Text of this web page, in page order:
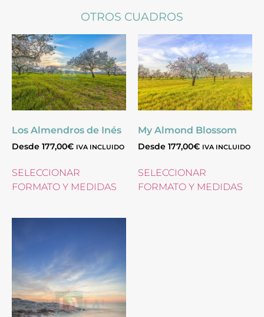
OTROS CUADROS
Los Almendros de Inés
Desde 177,00€ IVA INCLUIDO
SELECCIONAR
FORMATO Y MEDIDAS
My Almond Blossom
Desde 177,00€ IVA INCLUIDO
SELECCIONAR
FORMATO Y MEDIDAS